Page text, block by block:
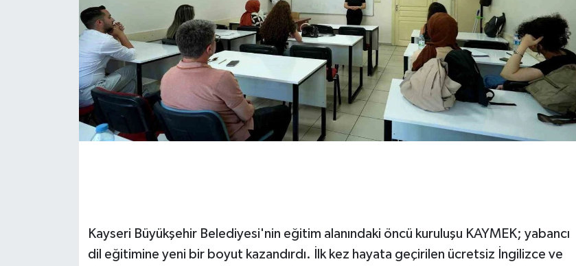
Kayseri Büyükşehir Belediyesi'nin eğitim alanındaki öncü kuruluşu KAYMEK; yabancı
dil eğitimine yeni bir boyut kazandırdı. İlk kez hayata geçirilen ücretsiz İngilizce ve
English News
Flaş Haber
Gayrimenkul
HABERDE İNSAN